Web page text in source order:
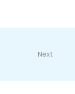
Next